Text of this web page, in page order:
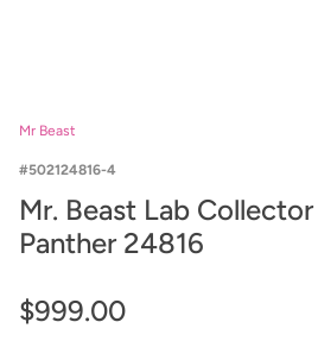
Mr Beast
502124816-4
Mr. Beast Lab
Panther 24816
$999.00